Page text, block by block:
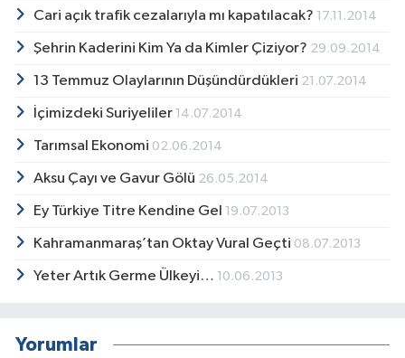
Cari açık trafik cezalarıyla mı kapatılacak? 17.11.2014
Şehrin Kaderini Kim Ya da Kimler Çiziyor? 29.09.2014
13 Temmuz Olaylarının Düşündürdükleri 21.07.2014
İçimizdeki Suriyeliler 14.07.2014
Tarımsal Ekonomi 02.06.2014
Aksu Çayı ve Gavur Gölü 26.05.2014
Ey Türkiye Titre Kendine Gel 19.07.2013
Kahramanmaraş’tan Oktay Vural Geçti 08.07.2013
Yeter Artık Germe Ülkeyi… 10.06.2013
Yorumlar